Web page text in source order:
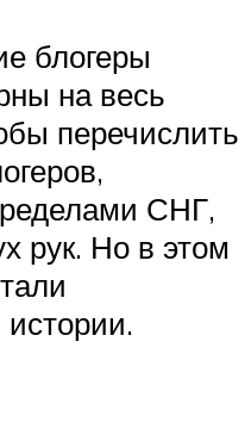
блогеры
на весь
перечислить
СНГ,
рук. Но в этом